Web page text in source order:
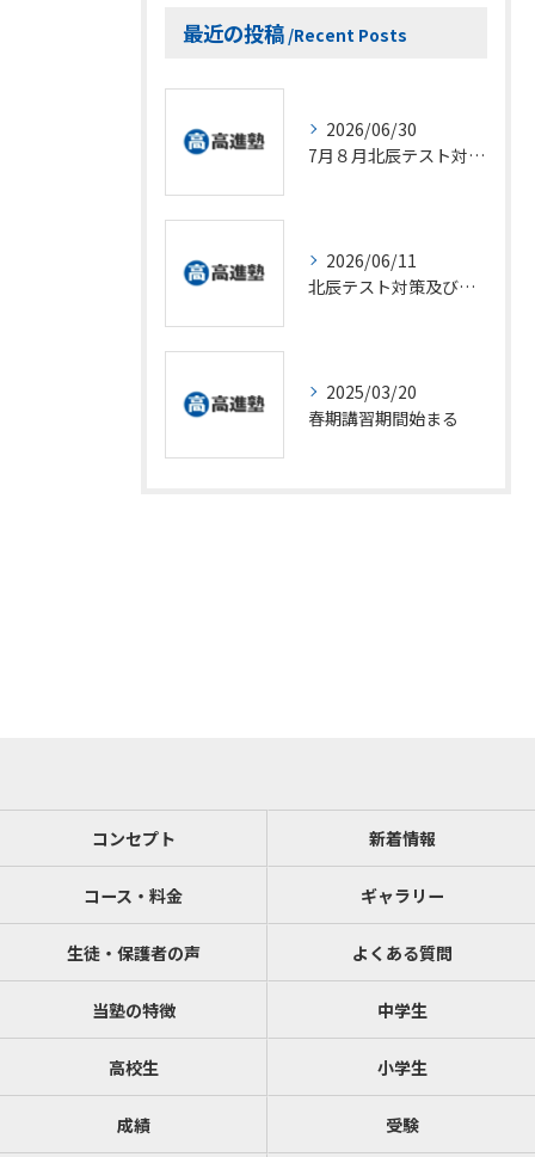
最近の投稿 Recent Posts
2026/06/30
7月８月北辰テスト対策及び夏期受験対策
2026/06/11
北辰テスト対策及び夏期講習募集のお知らせ
2025/03/20
春期講習期間始まる
コンセプト 新着情報
コース・料金 ギャラリー
生徒・保護者の声 よくある質問
当塾の特徴 中学生
高校生 小学生
成績 受験